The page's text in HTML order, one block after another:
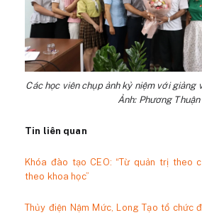
Các học viên chụp ảnh kỷ niệm với giảng
Ảnh: Phương Thuận
Tin liên quan
Khóa đào tạo CEO: “Từ quản trị theo
theo khoa học”
Thủy điện Nậm Mức, Long Tạo tổ chức